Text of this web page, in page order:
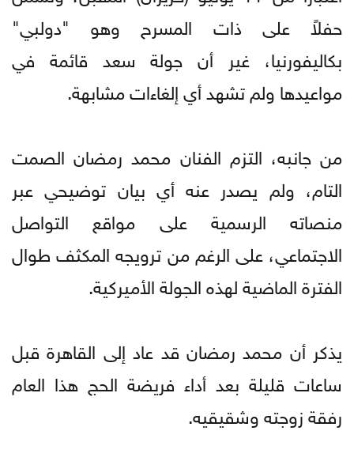
حفلاً على ذات المسرح وهو "دولبي"
بكاليفورنيا، غير أن جولة سعد قائمة في
مواعيدها ولم تشهد أي إلغاءات مشابهة.
من جانبه، التزم الفنان محمد رمضان الصمت
التام، ولم يصدر عنه أي بيان توضيحي عبر
منصاته الرسمية على مواقع التواصل
الاجتماعي، على الرغم من ترويجه المكثف طوال
الفترة الماضية لهذه الجولة الأميركية.
يذكر أن محمد رمضان قد عاد إلى القاهرة قبل
ساعات قليلة بعد أداء فريضة الحج هذا العام
رفقة زوجته وشقيقيه.